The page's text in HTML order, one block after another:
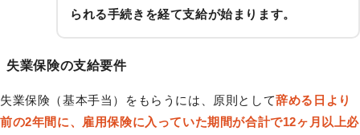
られる手続きを経て支給が始まります。
失業保険の支給要件
失業保険（基本手当）をもらうには、原則として辞める日より
前の2年間に、雇用保険に入っていた期間が合計で12ヶ月以上必